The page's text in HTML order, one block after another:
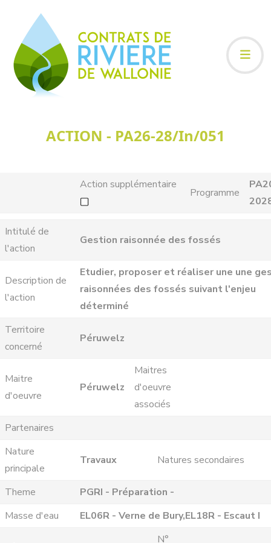
ACTION - PA26-28/In/051
Action supplémentaire
Programme
Intitulé de
l'action
Gestion raisonnée des fossés
Description de
l'action
Etudier, proposer et réaliser une une
raisonnées des fossés suivant l'enjeu
déterminé
Territoire
concerné
Péruwelz
Maitre
d'oeuvre
Péruwelz
Maitres
d'oeuvre
associés
Partenaires
Nature
principale
Travaux Natures secondaires
Theme
PGRI - Préparation -
Masse d'eau
EL06R - Verne de Bury,EL18R - Escaut I
N°